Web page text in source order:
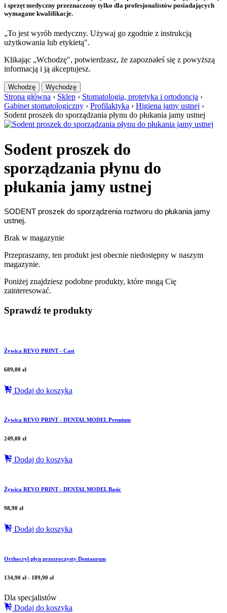
i sprzęt medyczny przeznaczony tylko dla profesjonalistów posiadających
wymagane kwalifikacje.
„To jest wyrób medyczny. Używaj go zgodnie z instrukcją
użytkowania lub etykietą".
Klikając „Wchodzę", potwierdzasz, że zapoznałeś się z powyższą
informacją i ją akceptujesz.
Wchodzę Wychodzę
Strona główna › Sklep › Stomatologia, protetyka i ortodoncja ›
Gabinet stomatologiczny › Profilaktyka › Higiena jamy ustnej ›
Sodent proszek do sporządzania płynu do płukania jamy ustnej
Sodent proszek do
sporządzania płynu do
płukania jamy ustnej
SODENT proszek do sporządzenia roztworu do płukania jamy
ustnej.
Brak w magazynie
Przepraszamy, ten produkt jest obecnie niedostępny w naszym
magazynie.
Poniżej znajdziesz podobne produkty, które mogą Cię
zainteresować.
Sprawdź te produkty
Żywica REVO PRINT - Cast
689,00 zł
Dodaj do koszyka
Żywica REVO PRINT - DENTAL MODEL Premium
249,00 zł
Dodaj do koszyka
Żywica REVO PRINT - DENTAL MODEL Basic
98,90 zł
Dodaj do koszyka
Orthocryl płyn przezroczysty Dentaurum
134,90 zł - 189,90 zł
Dla specjalistów
Dodaj do koszyka